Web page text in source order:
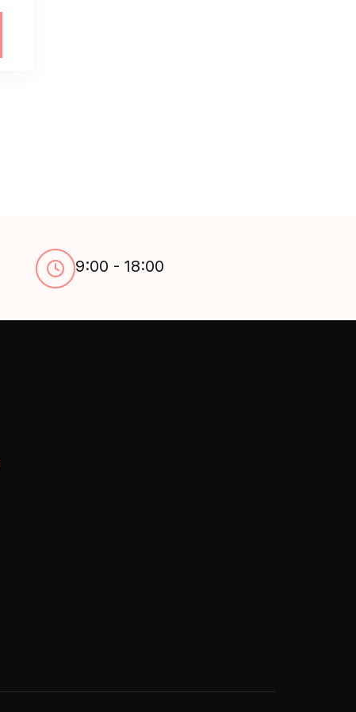
9:00 - 18:00